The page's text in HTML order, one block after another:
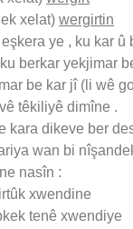
xelat) wergirtin
ye , ku kar û
berkar yekjimar
be kar jî (li wê
têkiliyê dimîne .
kara dikeve ber
wan bi
nasîn :
xwendine
tenê xwendiye